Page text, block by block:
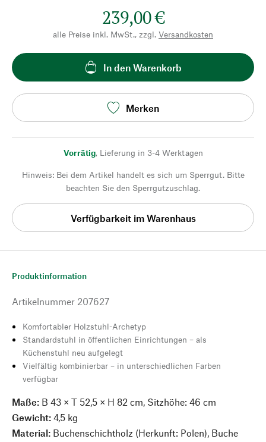
239,00 €
alle Preise inkl. MwSt., zzgl. Versandkosten
In den Warenkorb
Merken
Vorrätig, Lieferung in 3-4 Werktagen
Hinweis: Bei dem Artikel handelt es sich um Sperrgut. Bitte
beachten Sie den Sperrgutzuschlag.
Verfügbarkeit im Warenhaus
Produktinformation
Artikelnummer 207627
Komfortabler Holzstuhl-Archetyp
Standardstuhl in öffentlichen Einrichtungen – als
Küchenstuhl neu aufgelegt
Vielfältig kombinierbar – in unterschiedlichen Farben
verfügbar
Maße: B 43 × T 52,5 × H 82 cm, Sitzhöhe: 46 cm
Gewicht: 4,5 kg
Material: Buchenschichtholz (Herkunft: Polen), Buche